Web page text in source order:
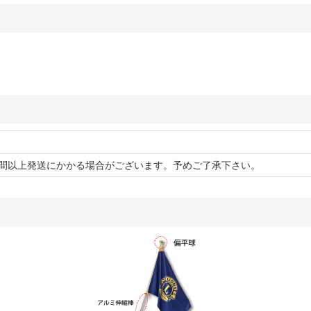
上発送にかかる場合がございます。予めご了承下さい。